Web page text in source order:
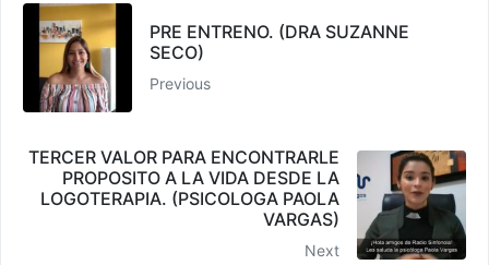
PRE ENTRENO. (DRA SUZANNE
SECO)
Previous
TERCER VALOR PARA ENCONTRARLE
PROPOSITO A LA VIDA DESDE LA
LOGOTERAPIA. (PSICOLOGA PAOLA
VARGAS)
Next